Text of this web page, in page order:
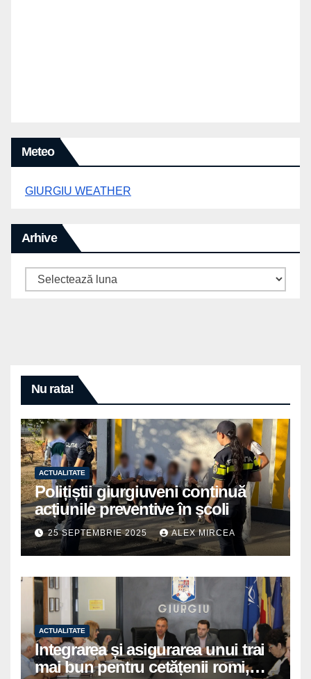
Meteo
GIURGIU WEATHER
Arhive
Arhive
Nu rata!
ACTUALITATE
Polițiștii giurgiuveni continuă
acțiunile preventive în școli
25 SEPTEMBRIE 2025 ALEX MIRCEA
ACTUALITATE
Integrarea și asigurarea unui trai
mai bun pentru cetățenii romi,